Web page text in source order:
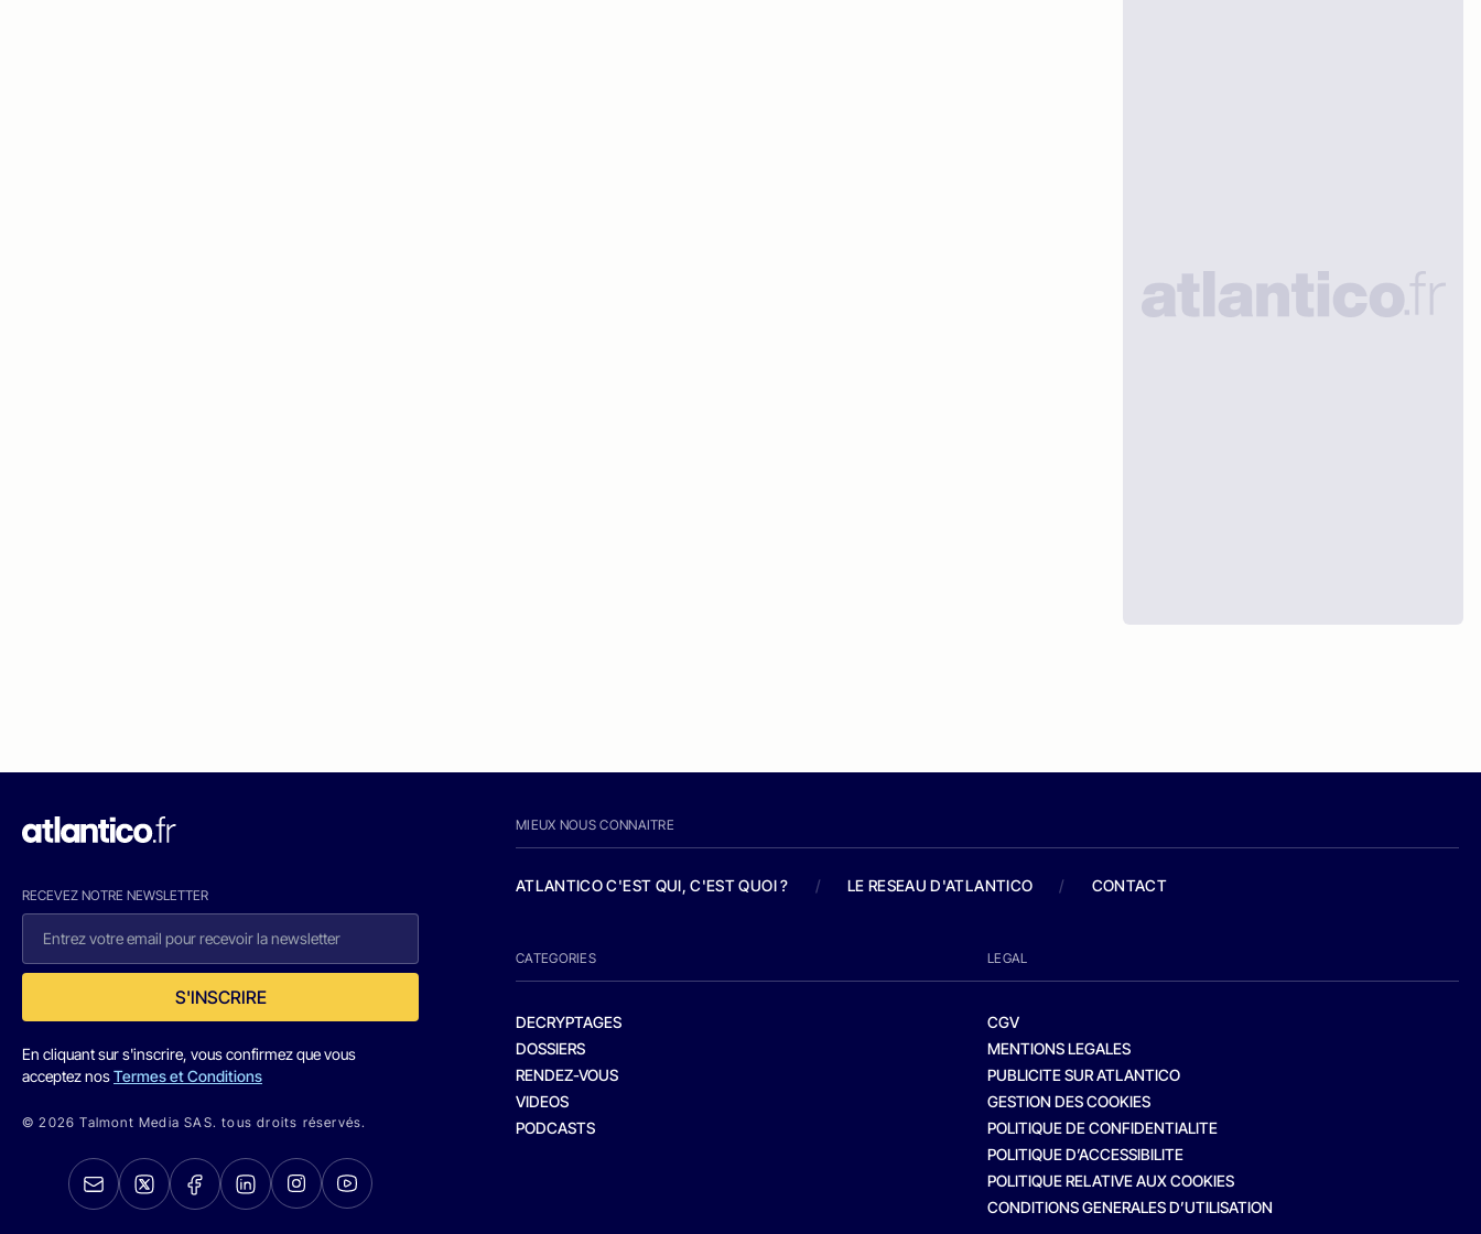
RECEVEZ NOTRE NEWSLETTER
S'INSCRIRE
En cliquant sur s'inscrire, vous confirmez que vous
acceptez nosTermes et Conditions
© 2026 Talmont Media SAS. tous droits réservés.
MIEUX NOUS CONNAITRE
ATLANTICO C'EST QUI, C'EST QUOI ? / LE RESEAU D'ATLANTICO / CONTACT
CATEGORIES
DECRYPTAGES
DOSSIERS
RENDEZ-VOUS
VIDEOS
PODCASTS
LEGAL
CGV
MENTIONS LEGALES
PUBLICITE SUR ATLANTICO
GESTION DES COOKIES
POLITIQUE DE CONFIDENTIALITE
POLITIQUE D’ACCESSIBILITE
POLITIQUE RELATIVE AUX COOKIES
CONDITIONS GENERALES D’UTILISATION